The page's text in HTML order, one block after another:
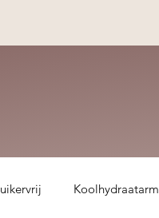
Koolhydraatarm